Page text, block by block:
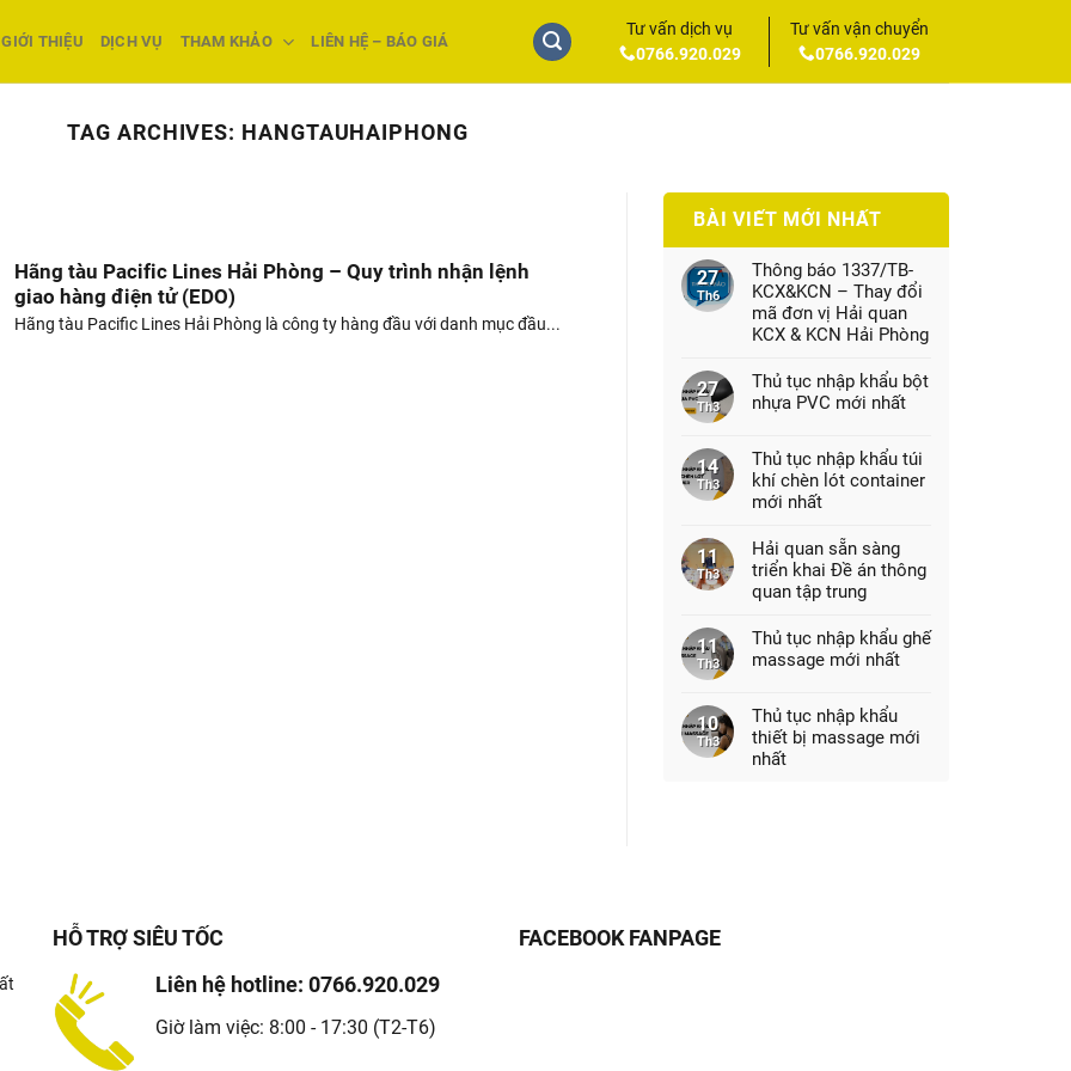
GIỚI THIỆU DỊCH VỤ THAM KHẢO LIÊN HỆ – BÁO GIÁ
Tư vấn dịch vụ
0766.920.029
Tư vấn vận chuyển
0766.920.029
TAG ARCHIVES: HANGTAUHAIPHONG
Hãng tàu Pacific Lines Hải Phòng – Quy trình nhận lệnh
giao hàng điện tử (EDO)
Hãng tàu Pacific Lines Hải Phòng là công ty hàng đầu với danh mục đầu...
BÀI VIẾT MỚI NHẤT
27
Th6
Thông báo 1337/TB-
KCX&KCN – Thay đổi
mã đơn vị Hải quan
KCX & KCN Hải Phòng
27
Th3
Thủ tục nhập khẩu bột
nhựa PVC mới nhất
14
Th3
Thủ tục nhập khẩu túi
khí chèn lót container
mới nhất
11
Th3
Hải quan sẵn sàng
triển khai Đề án thông
quan tập trung
11
Th3
Thủ tục nhập khẩu ghế
massage mới nhất
10
Th3
Thủ tục nhập khẩu
thiết bị massage mới
nhất
HỖ TRỢ SIÊU TỐC
Liên hệ hotline: 0766.920.029
Giờ làm việc: 8:00 - 17:30 (T2-T6)
FACEBOOK FANPAGE